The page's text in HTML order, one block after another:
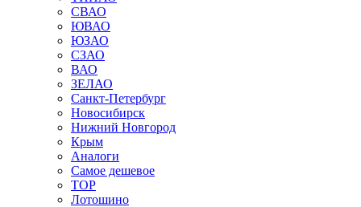
СВАО
ЮВАО
ЮЗАО
СЗАО
ВАО
ЗЕЛАО
Санкт-Петербург
Новосибирск
Нижний Новгород
Крым
Аналоги
Самое дешевое
TOP
Лотошино